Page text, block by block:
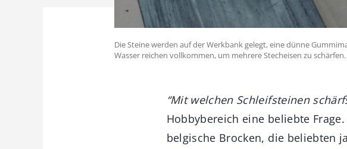
Die Steine werden auf der Werkbank gelegt, eine dünne
Wasser reichen vollkommen, um mehrere Stecheisen zu schärfen.
“Mit welchen Schleifsteinen
Hobbybereich eine beliebte
belgische Brocken, die beliebten